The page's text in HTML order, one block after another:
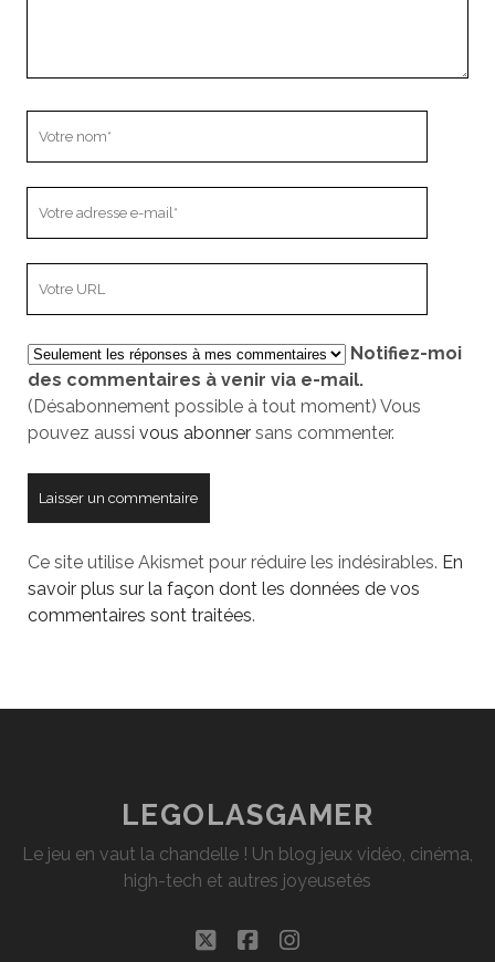
mail
votre
site
Notifiez-moi
des commentaires à venir via e-mail.
(Désabonnement possible à tout moment) Vous
pouvez aussi vous abonnersans commenter.
Ce site utilise Akismet pour réduire les indésirables. En
savoir plus sur la façon dont les données de vos
commentaires sont traitées.
LEGOLASGAMER
Le jeu en vaut la chandelle ! Un blog jeux vidéo, cinéma,
high-tech et autres joyeusetés
twitterfacebookinstagram